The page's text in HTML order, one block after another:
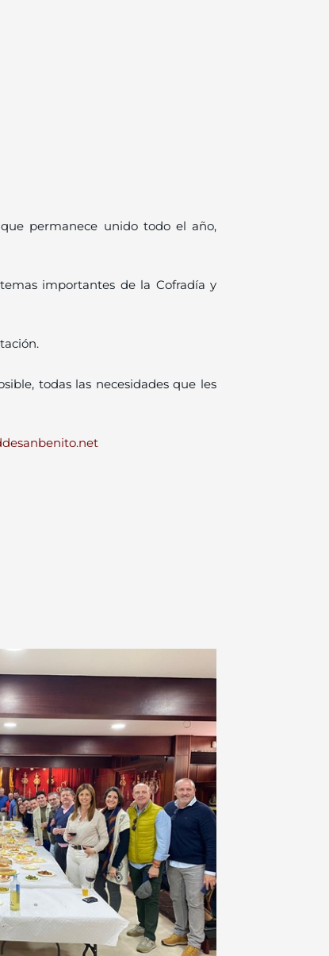
permanece unido todo el año,
importantes de la Cofradía y
todas las necesidades que les